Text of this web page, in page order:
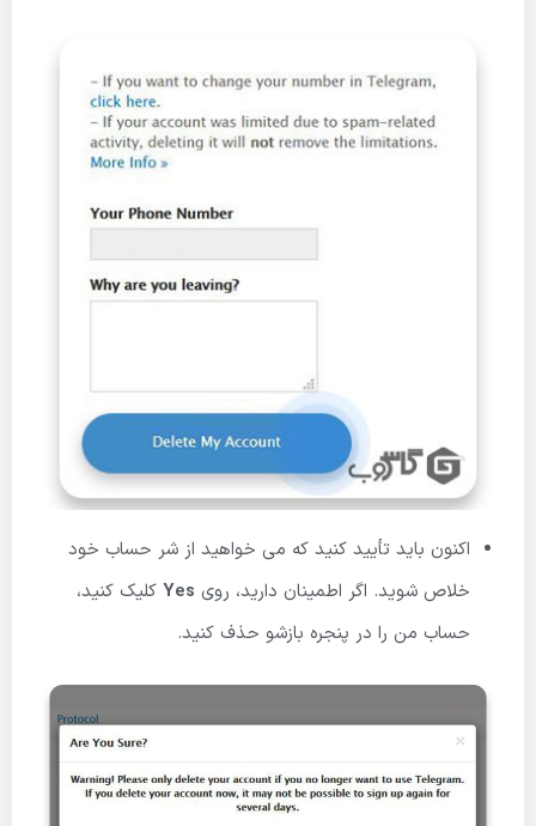
اکنون باید تأیید کنید که می خواهید از شر حساب خود
خلاص شوید. اگر اطمینان دارید، روی Yes کلیک کنید،
حساب من را در پنجره بازشو حذف کنید.